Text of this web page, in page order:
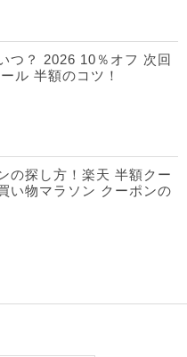
つ？ 2026 10％オフ 次回
ル 半額のコツ！
の探し方！楽天 半額クー
い物マラソン クーポンの